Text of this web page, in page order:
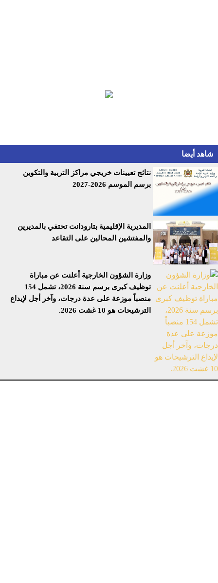
شاهد أيضا
نتائج تعيينات خريجي مراكز التربية والتكوين
برسم الموسم 2026-2027
المديرية الإقليمية بتارودانت تحتفي بالمديرين
والمفتشين المحالين على التقاعد
وزارة الشؤون الخارجية أعلنت عن مباراة
توظيف كبرى برسم سنة 2026، تشمل 154
منصباً موزعة على عدة درجات، وآخر أجل لإيداع
الترشيحات هو 10 غشت 2026.